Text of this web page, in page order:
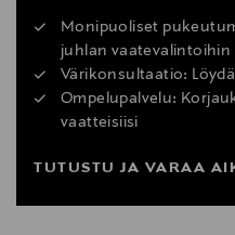
Monipuoliset
juhlan vaatevalintoihin
Värikonsultaatio:
Ompelupalvelu:
vaatteisiisi
TUTUSTU JA VARAA